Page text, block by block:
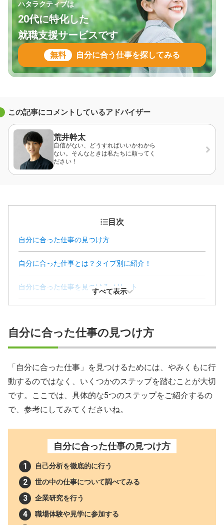
ハタラクティブは
20代に特化した
就職支援サービスです
無料 自分に合う仕事を探してみる
この記事にコメントしているアドバイザー
荒井幹太
自信がない、どうすればいいかわから
ない。そんなときは私たちに頼ってく
ださい！
目次
自分に合った仕事の見つけ方
自分に合った仕事とは？タイプ別に紹介！
自分に合った仕事を見つけるメリット
自分に合った仕事を見つけるために気をつけたいこと
自分に合った仕事の見つけ方のまとめ
自分に合った仕事の見つけ方が分からない方のお悩みQ＆A
すべて表示
自分に合った仕事の見つけ方
「自分に合った仕事」を見つけるためには、やみくもに行
動するのではなく、いくつかのステップを踏むことが大切
です。ここでは、具体的な5つのステップをご紹介するの
で、参考にしてみてくださいね。
自分に合った仕事の見つけ方
自己分析を徹底的に行う
世の中の仕事について調べてみる
企業研究を行う
職場体験や見学に参加する